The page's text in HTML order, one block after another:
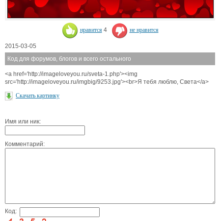
нравится 4 не нравится
2015-03-05
Код для форумов, блогов и всего остального
<a href='http://imageloveyou.ru/sveta-1.php'><img
src='http://imageloveyou.ru/imgbig/9253.jpg'><br>Я тебя люблю, Света</a>
Скачать картинку
Имя или ник:
Комментарий:
Код: